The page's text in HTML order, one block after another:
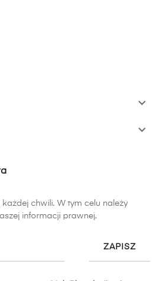


chwili. W tym celu należy
informacji prawnej.
ZAPISZ